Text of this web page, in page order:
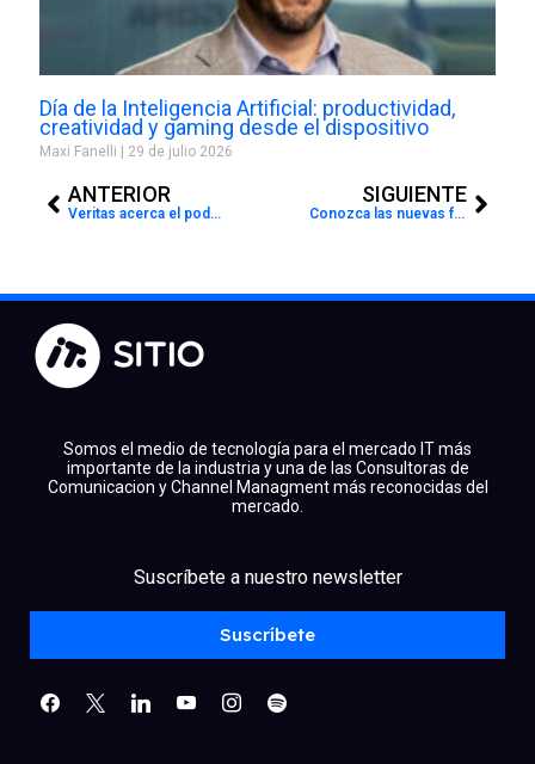
Día de la Inteligencia Artificial: productividad,
creatividad y gaming desde el dispositivo
Maxi Fanelli 29 de julio 2026
ANTERIOR
Veritas acerca el poder de las soluciones integradas para el segmento enterprise
SIGUIENTE
Conozca las nuevas funcionalidades de TXOne StellarProtect
Somos el medio de tecnología para el mercado IT más
importante de la industria y una de las Consultoras de
Comunicacion y Channel Managment más reconocidas del
mercado.
Suscríbete a nuestro newsletter
Suscríbete
linkedinyoutubeinstagram
spotify